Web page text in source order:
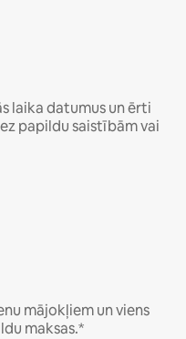
laika datumus un ērti
papildu saistībām vai
mājokļiem un viens
maksas.*